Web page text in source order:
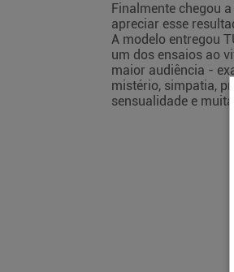
Finalmente chegou
apreciar esse
A modelo entregou
um dos ensaios ao
maior audiência -
mistério, simpatia,
sensualidade e muita